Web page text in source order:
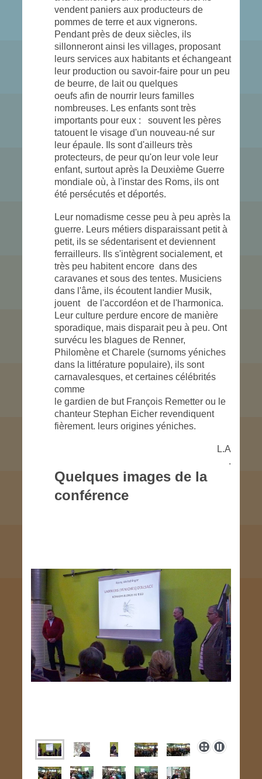
vendent paniers aux producteurs de
pommes de terre et aux vignerons.
Pendant près de deux siècles, ils
sillonneront ainsi les villages, proposant
leurs services aux habitants et échangeant
leur production ou savoir-faire pour un peu
de beurre, de lait ou quelques
oeufs afin de nourrir leurs familles
nombreuses. Les enfants sont très
importants pour eux : souvent les pères
tatouent le visage d'un nouveau-né sur
leur épaule. Ils sont d'ailleurs très
protecteurs, de peur qu'on leur vole leur
enfant, surtout après la Deuxième Guerre
mondiale où, à l'instar des Roms, ils ont
été persécutés et déportés.
Leur nomadisme cesse peu à peu après la
guerre. Leurs métiers dis­paraissant petit à
petit, ils se sé­dentarisent et deviennent
ferrailleurs. Ils s'intègrent socialement, et
très peu habitent encore dans des
caravanes et sous des tentes. Musiciens
dans l'âme, ils écoutent landier Musik,
jouent de l'accordéon et de l'harmonica.
Leur culture perdure encore de manière
sporadique, mais disparait peu à peu. Ont
survécu les blagues de Renner,
Philomène et Charele (surnoms yéniches
dans la littérature populaire), ils sont
carnavalesques, et certaines célébrités
comme
le gardien de but François Remetter ou le
chanteur Stephan Eicher revendiquent
fièrement. leurs origines yéniches.
L.A
.
Quelques images de la
conférence